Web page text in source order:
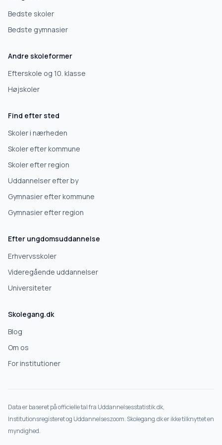
Grundskole
10. klasse
Erhvervsuddannelse
Videregående uddannelse
Bedste skoler
Bedste gymnasier
Andre skoleformer
Efterskole og 10. klasse
Højskoler
Find efter sted
Skoler i nærheden
Skoler efter kommune
Skoler efter region
Uddannelser efter by
Gymnasier efter kommune
Gymnasier efter region
Efter ungdomsuddannelse
Erhvervsskoler
Videregående uddannelser
Universiteter
Skolegang.dk
Blog
Om os
For institutioner
Data er baseret på officielle tal fra Uddannelsesstatistik.dk,
Institutionsregisteret og Uddannelseszoom. Skolegang.dk er ikke tilknyttet en
myndighed.